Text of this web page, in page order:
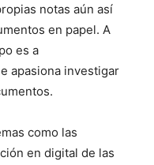
notas aún así
en papel. A
es a
apasiona investigar
como las
en digital de las